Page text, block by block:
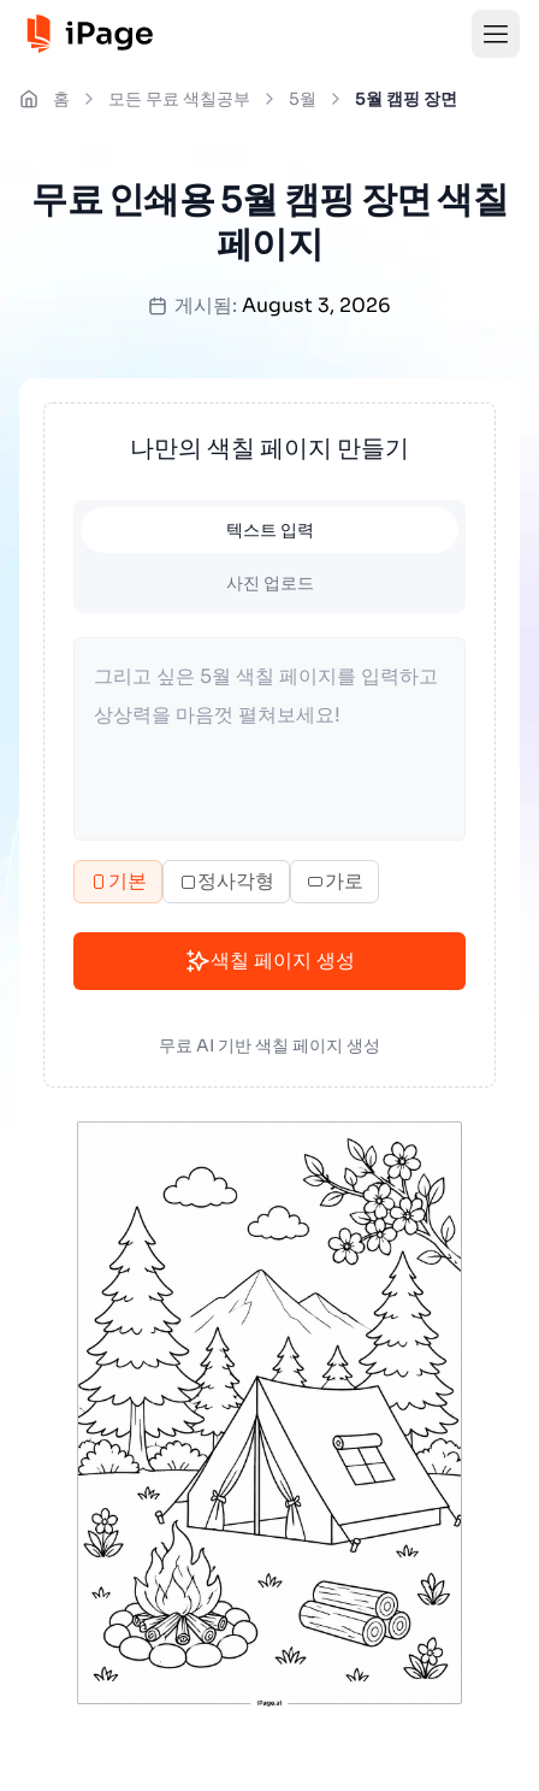
홈 모든 무료 색칠공부 5월 5월 캠핑 장면
무료 인쇄용 5월 캠핑 장면 색칠
페이지
게시됨: August 3, 2026
나만의 색칠 페이지 만들기
텍스트 입력
사진 업로드
기본 정사각형 가로
색칠 페이지 생성
무료 AI 기반 색칠 페이지 생성